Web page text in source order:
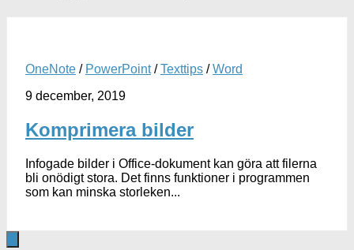
OneNote / PowerPoint/Texttips /Word
9 december, 2019
Komprimera bilder
Infogade bilder i Office-dokument kan göra att filerna
bli onödigt stora. Det finns funktioner i programmen
som kan minska storleken...